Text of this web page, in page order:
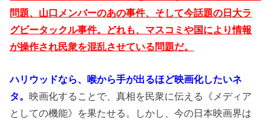
問題、山口メンバーのあの事件、そして今話題の日大ラ
グビータックル事件。どれも、マスコミや国により情報
が操作され民衆を混乱させている問題だ。
ハリウッドなら、喉から手が出るほど映画化したいネ
タ。映画化することで、真相を民衆に伝える《メディア
としての機能》を果たせる。しかし、今の日本映画界は